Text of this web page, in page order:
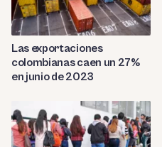
Las exportaciones
colombianas caen un 27%
en junio de 2023